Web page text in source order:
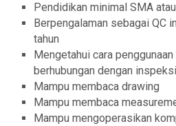
Pendidikan minimal SMA
Berpengalaman sebagai QC
tahun
Mengetahui cara
berhubungan dengan inspeksi
Mampu membaca drawing
Mampu membaca
Mampu mengoperasikan